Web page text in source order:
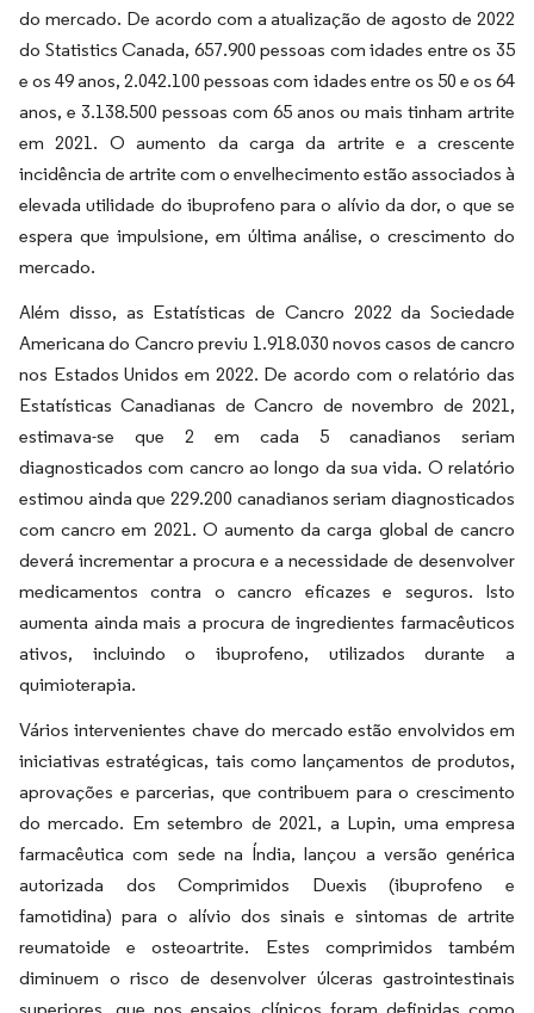
do mercado. De acordo com a atualização de agosto de 2022
do Statistics Canada, 657.900 pessoas com idades entre os 35
e os 49 anos, 2.042.100 pessoas com idades entre os 50 e os 64
anos, e 3.138.500 pessoas com 65 anos ou mais tinham artrite
em 2021. O aumento da carga da artrite e a crescente
incidência de artrite com o envelhecimento estão associados à
elevada utilidade do ibuprofeno para o alívio da dor, o que se
espera que impulsione, em última análise, o crescimento do
mercado.
Além disso, as Estatísticas de Cancro 2022 da Sociedade
Americana do Cancro previu 1.918.030 novos casos de cancro
nos Estados Unidos em 2022. De acordo com o relatório das
Estatísticas Canadianas de Cancro de novembro de 2021,
estimava-se que 2 em cada 5 canadianos seriam
diagnosticados com cancro ao longo da sua vida. O relatório
estimou ainda que 229.200 canadianos seriam diagnosticados
com cancro em 2021. O aumento da carga global de cancro
deverá incrementar a procura e a necessidade de desenvolver
medicamentos contra o cancro eficazes e seguros. Isto
aumenta ainda mais a procura de ingredientes farmacêuticos
ativos, incluindo o ibuprofeno, utilizados durante a
quimioterapia.
Vários intervenientes chave do mercado estão envolvidos em
iniciativas estratégicas, tais como lançamentos de produtos,
aprovações e parcerias, que contribuem para o crescimento
do mercado. Em setembro de 2021, a Lupin, uma empresa
farmacêutica com sede na Índia, lançou a versão genérica
autorizada dos Comprimidos Duexis (ibuprofeno e
famotidina) para o alívio dos sinais e sintomas de artrite
reumatoide e osteoartrite. Estes comprimidos também
diminuem o risco de desenvolver úlceras gastrointestinais